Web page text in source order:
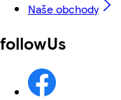
Naše obchody
followUs